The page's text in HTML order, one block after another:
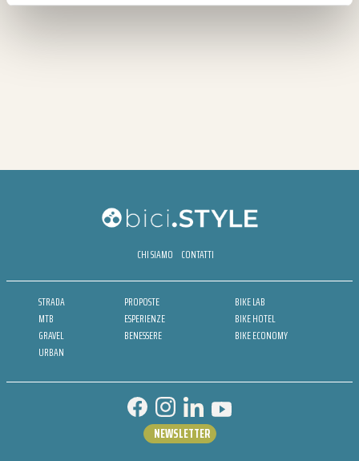
CHI SIAMO CONTATTI
STRADA
MTB
GRAVEL
URBAN
PROPOSTE
ESPERIENZE
BENESSERE
BIKE LAB
BIKE HOTEL
BIKE ECONOMY
NEWSLETTER